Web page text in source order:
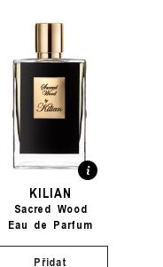
KILIAN
Sacred Wood
Eau de Parfum
Přidat